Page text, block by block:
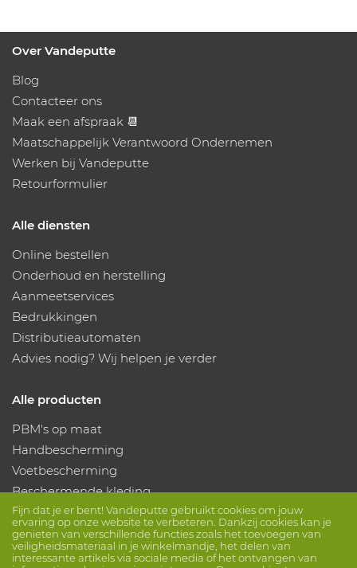
Fijn dat je er bent! Vandeputte gebruikt cookies om jouw
ervaring op onze website te verbeteren. Dankzij cookies kan je
genieten van verschillende functies zoals het toevoegen van
veiligheidsmateriaal in je winkelmandje, het delen van
interessante artikels via sociale media of het ontvangen van
Over Vandeputte
Blog
Contacteer ons
Maak een afspraak 📆
Maatschappelijk Verantwoord Ondernemen
Werken bij Vandeputte
Retourformulier
Alle diensten
Online bestellen
Onderhoud en herstelling
Aanmeetservices
Bedrukkingen
Distributieautomaten
Advies nodig? Wij helpen je verder
Alle producten
PBM's op maat
Handbescherming
Voetbescherming
Beschermende kleding
Volg ons